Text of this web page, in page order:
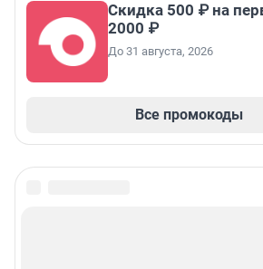
Скидка 500 ₽ на
2000 ₽
До 31 августа, 2026
Все промокоды